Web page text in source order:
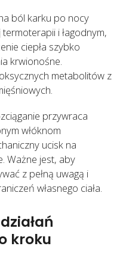
ból karku po nocy
i łagodnym,
ciepła szybko
krwionośne.
metabolitów z
przywraca
włóknom
ucisk na
Ważne jest, aby
z pełną uwagą i
własnego ciała.
kroku